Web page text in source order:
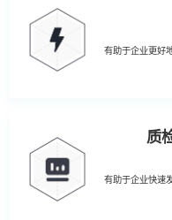
有助于企业更好
质
有助于企业快速